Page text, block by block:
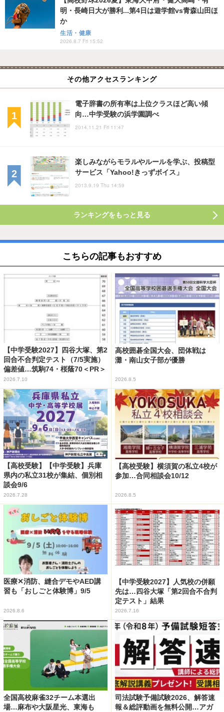
明・長崎日大が勝利...第4日は遊学館vs青森山田ほ
か
生活・健康
2026.8.7 Fri 15:52
その他アクセスランキング
電子辞書の所有率は上位クラスほど高い傾
向…中学受験の浜学園調べ
2014.11.21 Fri 11:47
楽しみながらモラルやルールを学ぶ、投稿型
サービス「Yahoo!きっずボイス」
2013.9.19 Thu 14:59
ランキングをもっと見る
こちらの記事もおすすめ
【中学受験2027】四谷大塚、第2
回合不合判定テスト（7/5実施）
偏差値…筑駒74・桜蔭70＜PR＞
2026.7.10
高校囲碁全国大会、団体戦は
灘・南山女子部が優勝
2026.8.5
【高校受験】【中学受験】兵庫
県内の私立31校が集結、個別相
談会9/6
2026.7.28
【高校受験】横須賀の私立4校が
参加…合同相談会10/12
2026.8.5
医療✕消防、縫合デモやAED講
習も「おしごと体験博」9/5
2026.8.6
【中学受験2027】人気校の併願
先は…四谷大塚「第2回合不合判
定テスト」結果
2026.7.16
全国高校麻雀32チーム本選出
場…麻布や大阪星光、東海も
司法試験予備試験2026、解答速
報＆総評動画を無料公開…アガ